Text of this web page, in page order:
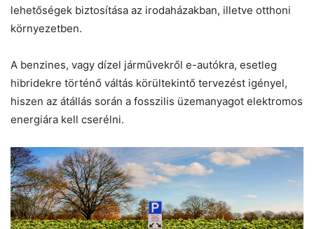
lehetőségek biztosítása az irodaházakban, illetve otthoni
környezetben.
A benzines, vagy dízel járművekről e-autókra, esetleg
hibridekre történő váltás körültekintő tervezést igényel,
hiszen az átállás során a fosszilis üzemanyagot elektromos
energiára kell cserélni.